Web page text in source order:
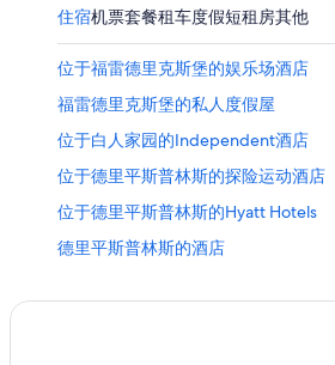
住宿机票套餐租车度假短租房其他
位于福雷德里克斯堡的娱乐场酒店
福雷德里克斯堡的私人度假屋
位于白人家园的Independent酒店
位于德里平斯普林斯的探险运动酒店
位于德里平斯普林斯的Hyatt Hotels
德里平斯普林斯的酒店